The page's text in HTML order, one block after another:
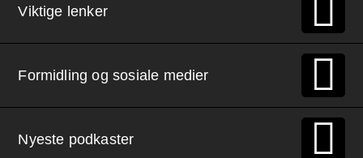
Viktige lenker
Formidling og sosiale medier
Nyeste podkaster